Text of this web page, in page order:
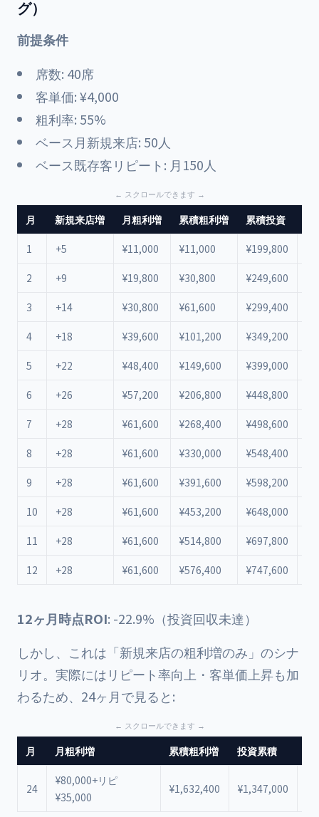
グ）
前提条件
席数: 40席
客単価: ¥4,000
粗利率: 55%
ベース月新規来店: 50人
ベース既存客リピート: 月150人
月 新規来店増 月粗利増 累積粗利増 累積投資
1 +5 ¥11,000 ¥11,000 ¥199,800
2 +9 ¥19,800 ¥30,800 ¥249,600
3 +14 ¥30,800 ¥61,600 ¥299,400
4 +18 ¥39,600 ¥101,200 ¥349,200
5 +22 ¥48,400 ¥149,600 ¥399,000
6 +26 ¥57,200 ¥206,800 ¥448,800
7 +28 ¥61,600 ¥268,400 ¥498,600
8 +28 ¥61,600 ¥330,000 ¥548,400
9 +28 ¥61,600 ¥391,600 ¥598,200
10 +28 ¥61,600 ¥453,200 ¥648,000
11 +28 ¥61,600 ¥514,800 ¥697,800
12 +28 ¥61,600 ¥576,400 ¥747,600
12ヶ月時点ROI: -22.9%（投資回収未達）
しかし、これは「新規来店の粗利増のみ」のシナ
リオ。実際にはリピート率向上・客単価上昇も加
わるため、24ヶ月で見ると:
月 月粗利増 累積粗利増 投資累積
24
¥80,000+リピ
¥35,000
¥1,632,400 ¥1,347,000